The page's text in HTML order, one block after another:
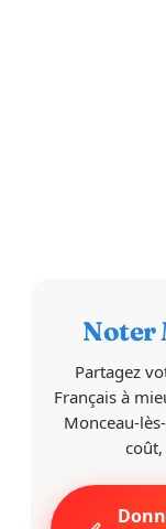
Noter
Partagez
Français à
Monceau-